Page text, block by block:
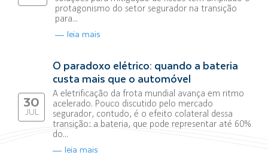
protagonismo do setor segurador na transição
para...
leia mais
30
JUL
O paradoxo elétrico: quando a bateria
custa mais que o automóvel
A eletrificação da frota mundial avança em ritmo
acelerado. Pouco discutido pelo mercado
segurador, contudo, é o efeito colateral dessa
transição: a bateria, que pode representar até 60%
do...
leia mais